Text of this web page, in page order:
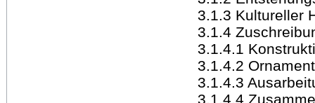
3.1.3 Kultureller
3.1.4
3.1.4.1
3.1.4.2
3.1.4.3
3.1.4.4